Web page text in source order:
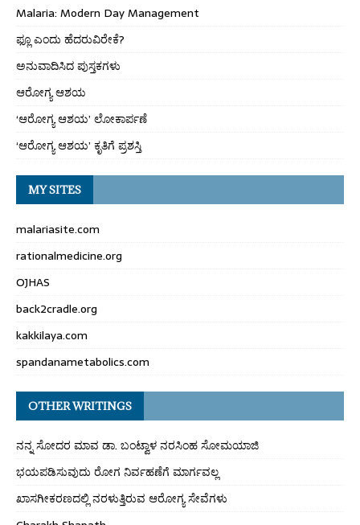
Malaria: Modern Day Management
ಫ್ಲೂ ಎಂದು ಹೆದರುವಿರೇಕೆ?
ಅನುವಾದಿಸಿದ ಪುಸ್ತಕಗಳು
ಆರೋಗ್ಯ ಆಶಯ
‘ಆರೋಗ್ಯ ಆಶಯ’ ಲೋಕಾರ್ಪಣೆ
‘ಆರೋಗ್ಯ ಆಶಯ’ ಕೃತಿಗೆ ಪ್ರಶಸ್ತಿ
MY SITES
malariasite.com
rationalmedicine.org
OJHAS
back2cradle.org
kakkilaya.com
spandanametabolics.com
OTHER WRITINGS
ನನ್ನ ಸೋದರ ಮಾವ ಡಾ. ಬಂಟ್ವಾಳ ನರಸಿಂಹ ಸೋಮಯಾಜಿ
ಭಯಪಡಿಸುವುದು ರೋಗ ನಿರ್ವಹಣೆಗೆ ಮಾರ್ಗವಲ್ಲ
ಖಾಸಗೀಕರಣದಲ್ಲಿ ನರಳುತ್ತಿರುವ ಆರೋಗ್ಯ ಸೇವೆಗಳು